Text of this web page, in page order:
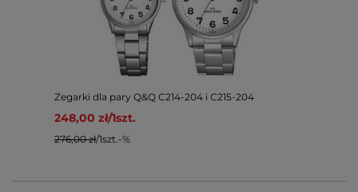
Zegarki dla pary Q&Q C214-204 i C215-204
248,00 zł/1szt.
276,00 zł/1szt. -%